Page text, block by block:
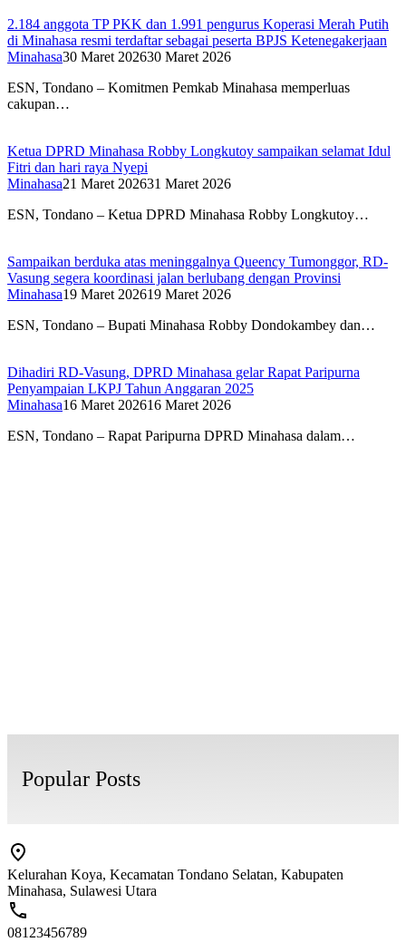
2.184 anggota TP PKK dan 1.991 pengurus Koperasi Merah Putih
di Minahasa resmi terdaftar sebagai peserta BPJS Ketenegakerjaan
Minahasa30 Maret 202630 Maret 2026
ESN, Tondano – Komitmen Pemkab Minahasa memperluas
cakupan…
Ketua DPRD Minahasa Robby Longkutoy sampaikan selamat Idul
Fitri dan hari raya Nyepi
Minahasa21 Maret 202631 Maret 2026
ESN, Tondano – Ketua DPRD Minahasa Robby Longkutoy…
Sampaikan berduka atas meninggalnya Queency Tumonggor, RD-
Vasung segera koordinasi jalan berlubang dengan Provinsi
Minahasa19 Maret 202619 Maret 2026
ESN, Tondano – Bupati Minahasa Robby Dondokambey dan…
Dihadiri RD-Vasung, DPRD Minahasa gelar Rapat Paripurna
Penyampaian LKPJ Tahun Anggaran 2025
Minahasa16 Maret 202616 Maret 2026
ESN, Tondano – Rapat Paripurna DPRD Minahasa dalam…
Popular Posts
Kelurahan Koya, Kecamatan Tondano Selatan, Kabupaten
Minahasa, Sulawesi Utara
08123456789